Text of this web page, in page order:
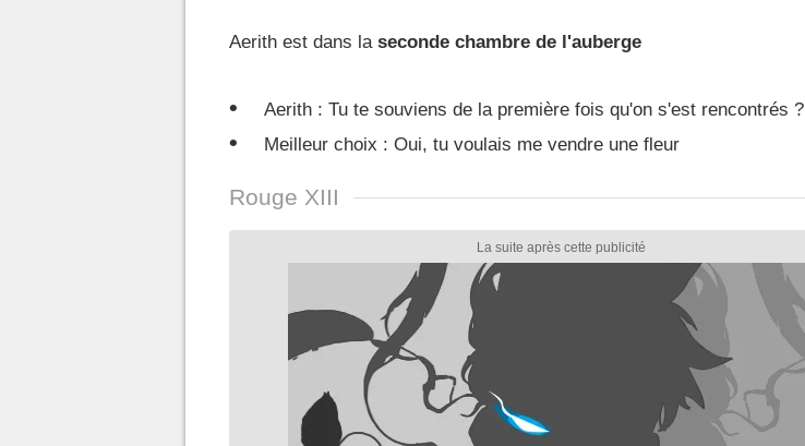
Aerith est dans la seconde chambre de l'auberge
Aerith : Tu te souviens de la première fois qu'on s'est rencontrés ?
Meilleur choix : Oui, tu voulais me vendre une fleur
Rouge XIII